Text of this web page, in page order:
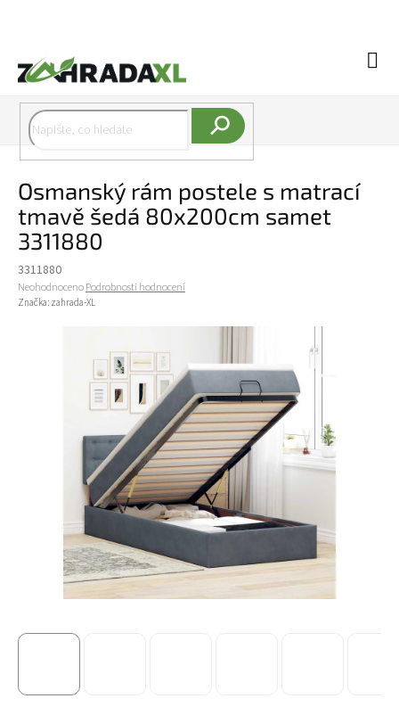
Osmanský rám postele s matrací
tmavě šedá 80x200cm samet
3311880
3311880
Průměrné hodnocení produktu je 0,0 z 5 hvězdiček.
NeohodnocenoPodrobnosti hodnocení
Značka: zahrada-XL